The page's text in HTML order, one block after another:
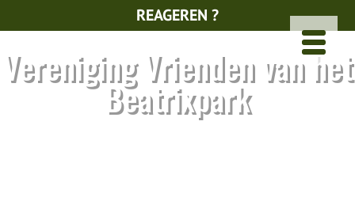
REAGEREN ?
Vereniging Vrienden van het
Beatrixpark